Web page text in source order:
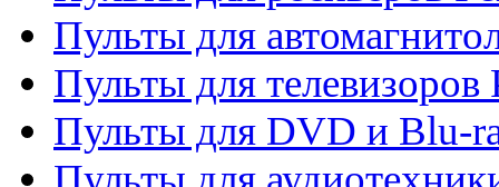
Пульты для
Пульты для телевизоров
Пульты для DVD и Blu-